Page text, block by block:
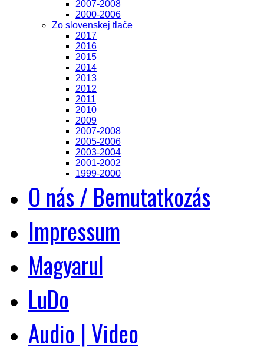
2007-2008
2000-2006
Zo slovenskej tlače
2017
2016
2015
2014
2013
2012
2011
2010
2009
2007-2008
2005-2006
2003-2004
2001-2002
1999-2000
O nás / Bemutatkozás
Impressum
Magyarul
LuDo
Audio | Video